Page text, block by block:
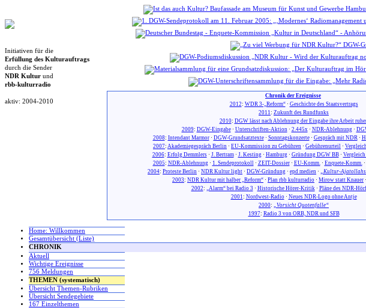
Initiativen für die
Erfüllung des Kulturauftrags
durch die Sender
NDR Kultur und
rbb-kulturradio
aktiv: 2004-2010
Chronik der Ereignisse
2012: WDR 3-„Reform“· Geschichte des Staatsvertrags
2011: Zukunft des Rundfunks
2010: DGW lässt nach Ablehnung der Eingabe ihre Arbeit
2009: DGW-Eingabe· Unterschriften-Aktion· 2.445x· NDR-Ablehnung·
2008: Intendant Marmor· DGW-Grundsatztexte· Sonntagskonzerte· Gespräch mit NDR·
2007: Akademiegespräch Berlin · EU-Kommission zu Gebühren · Gebührenurteil ·
2006: Erfolg Demmlers· J. Bertram· J. Kesting· Hamburg· Gründung DGW BB· Vergleich
2005: NDR-Ablehnung· 1. Sendeprotokoll· ZEIT-Dossier· EU-Komm.· Enquete-Komm.·
2004: Proteste Berlin · NDR Kultur light · DGW-Gründung · epd medien · „Kultur-
2003: NDR Kultur mit halber „Reform“ · Plan rbb kulturradio · Mirow statt Knauer ·
2002: „Alarm“ bei Radio 3 · Historische Hörer-Kritik· Pläne des NDR-
2001: Nordwest-Radio· Neues NDR-Logo ohne Antje
2000: „Vorsicht Quotenfalle“
1997: Radio 3 von ORB, NDR und SFB
Home: Willkommen
Gesamtübersicht (Liste)
CHRONIK
Aktuell
Wichtige Ereignisse
756 Meldungen
THEMEN (systematisch)
Übersicht Themen-Rubriken
Übersicht Sendegebiete
167 Einzelthemen